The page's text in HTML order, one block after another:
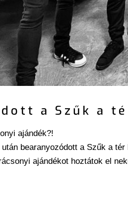
a Szűk a
ajándék?!
bearanyozódott a Szűk a
ajándékot hoztátok el